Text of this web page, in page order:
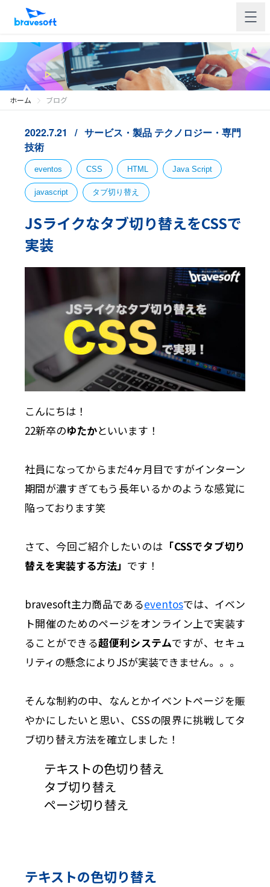
ホーム ブログ
2022.7.21 サービス・製品 テクノロジー・専門
技術
eventos CSS HTML Java Script
javascript タブ切り替え
JSライクなタブ切り替えをCSSで
実装
こんにちは！
22新卒のゆたかといいます！
社員になってからまだ4ヶ月目ですがインターン
期間が濃すぎてもう長年いるかのような感覚に
陥っております笑
さて、今回ご紹介したいのは 「CSSでタブ切り
替えを実装する方法」 です！
bravesoft主力商品であるeventosでは、イベン
ト開催のためのページをオンライン上で実装す
ることができる超便利システムですが、セキュ
リティの懸念によりJSが実装できません。。。
そんな制約の中、なんとかイベントページを賑
やかにしたいと思い、CSSの限界に挑戦してタ
ブ切り替え方法を確立しました！
テキストの色切り替え
タブ切り替え
ページ切り替え
テキストの色切り替え